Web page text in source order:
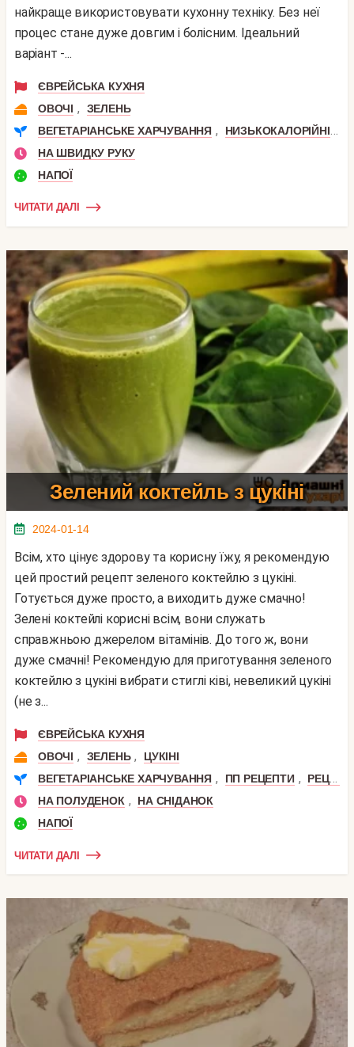
найкраще використовувати кухонну техніку. Без неї
процес стане дуже довгим і болісним. Ідеальний
варіант -...
ЄВРЕЙСЬКА КУХНЯ
ОВОЧІ ,
ЗЕЛЕНЬ
ВЕГЕТАРІАНСЬКЕ ХАРЧУВАННЯ , НИЗЬКОКАЛОРІЙНІ
НА ШВИДКУ РУКУ
НАПОЇ
ЧИТАТИ ДАЛІ
Зелений коктейль з цукіні
2024-01-14
Всім, хто цінує здорову та корисну їжу, я рекомендую
цей простий рецепт зеленого коктейлю з цукіні.
Готується дуже просто, а виходить дуже смачно!
Зелені коктейлі корисні всім, вони служать
справжньою джерелом вітамінів. До того ж, вони
дуже смачні! Рекомендую для приготування зеленого
коктейлю з цукіні вибрати стиглі ківі, невеликий цукіні
(не з...
ЄВРЕЙСЬКА КУХНЯ
ОВОЧІ , ЗЕЛЕНЬ ,
ЦУКІНІ
ВЕГЕТАРІАНСЬКЕ ХАРЧУВАННЯ , ПП РЕЦЕПТИ ,
РЕЦЕПТИ СИРОЇДІННЯ
НА ПОЛУДЕНОК ,
НА СНІДАНОК
НАПОЇ
ЧИТАТИ ДАЛІ